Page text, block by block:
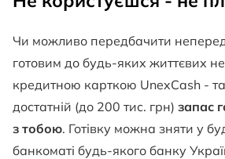
Чи можливо передбачити
готовим до будь-яких життєвих
кредитною карткою UnexCash -
достатній (до 200 тис. грн) запас
з тобою. Готівку можна зняти у
банкоматі будь-якого банку